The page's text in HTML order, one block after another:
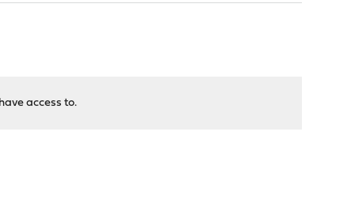
access to.